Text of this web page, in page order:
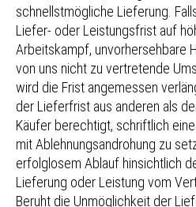
schnellstmögliche Lieferung.
Liefer- oder Leistungsfrist auf
Arbeitskampf, unvorhersehbare
von uns nicht zu vertretende
wird die Frist angemessen
der Lieferfrist aus anderen als
Käufer berechtigt, schriftlich
mit Ablehnungsandrohung zu
erfolglosem Ablauf hinsichtlich
Lieferung oder Leistung vom
Beruht die Unmöglichkeit der